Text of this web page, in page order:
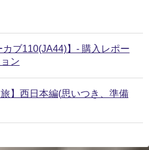
カブ110(JA44)】- 購入レポー
ン
旅】西日本編(思いつき、準備